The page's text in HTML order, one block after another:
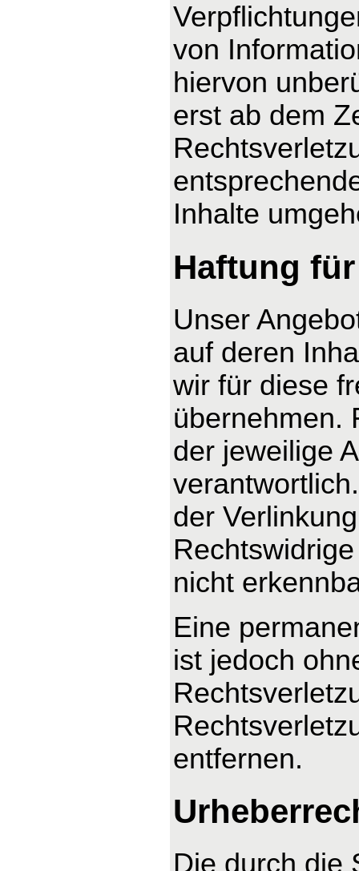
von
hiervon
erst ab dem
Inhalte
Haftung
Unser
auf deren
wir für diese
übernehmen.
der jeweilige
der
nicht
Eine
ist jedoch
entfernen.
Die durch die